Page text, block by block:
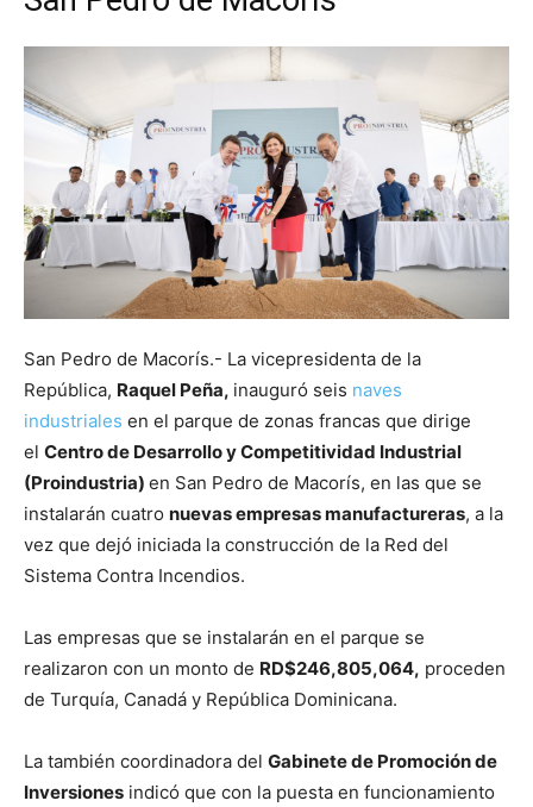
San Pedro de Macorís.- La vicepresidenta de la
República, Raquel Peña, inauguró seis naves
industriales en el parque de zonas francas que dirige
el Centro de Desarrollo y Competitividad Industrial
(Proindustria) en San Pedro de Macorís, en las que se
instalarán cuatro nuevas empresas manufactureras, a la
vez que dejó iniciada la construcción de la Red del
Sistema Contra Incendios.
Las empresas que se instalarán en el parque se
realizaron con un monto de RD$246,805,064, proceden
de Turquía, Canadá y República Dominicana.
La también coordinadora del Gabinete de Promoción de
Inversiones indicó que con la puesta en funcionamiento